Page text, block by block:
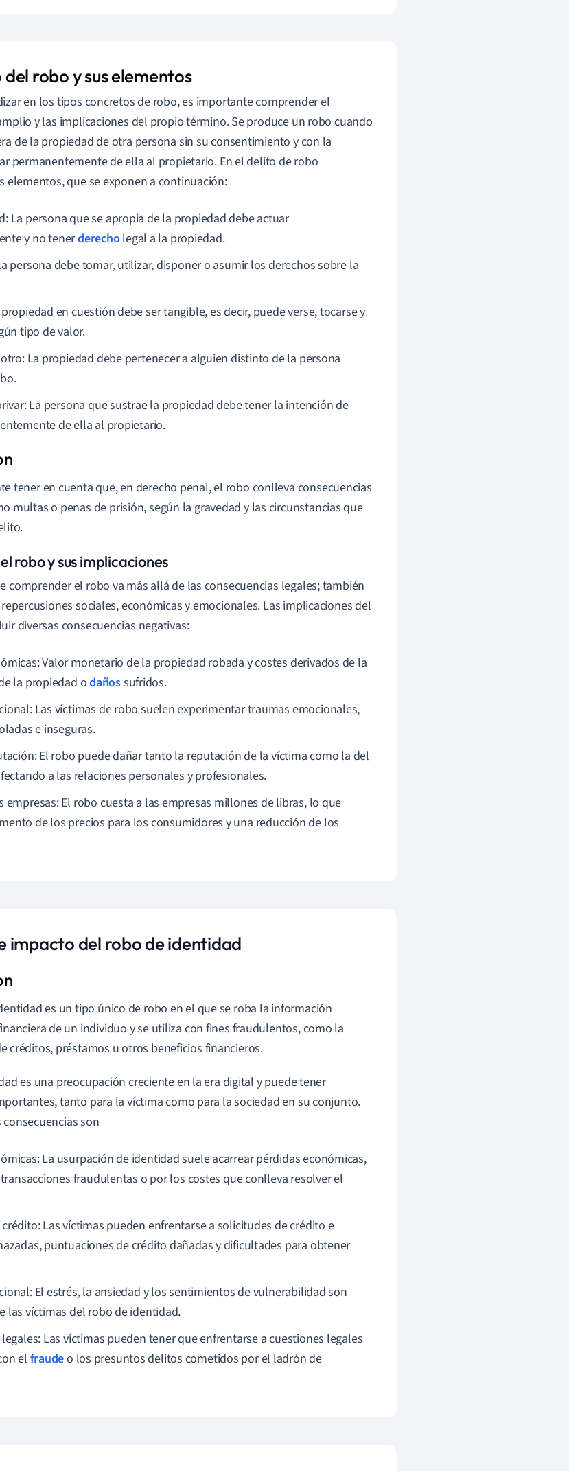
robo y sus elementos
en los tipos concretos de robo, es importante comprender el
y las implicaciones del propio término. Se produce un robo cuando
de la propiedad de otra persona sin su consentimiento y con la
permanentemente de ella al propietario. En el delito de robo
elementos, que se exponen a continuación:
La persona que se apropia de la propiedad debe actuar
y no tenerderecholegal a la propiedad.
persona debe tomar, utilizar, disponer o asumir los derechos sobre la
en cuestión debe ser tangible, es decir, puede verse, tocarse y
tipo de valor.
La propiedad debe pertenecer a alguien distinto de la persona
La persona que sustrae la propiedad debe tener la intención de
de ella al propietario.
tener en cuenta que, en derecho penal, el robo conlleva consecuencias
multas o penas de prisión, según la gravedad y las circunstancias que
robo y sus implicaciones
comprender el robo va más allá de las consecuencias legales; también
sociales, económicas y emocionales. Las implicaciones del
diversas consecuencias negativas:
Valor monetario de la propiedad robada y costes derivados de la
la propiedad odañossufridos.
Las víctimas de robo suelen experimentar traumas emocionales,
e inseguras.
El robo puede dañar tanto la reputación de la víctima como la del
a las relaciones personales y profesionales.
empresas: El robo cuesta a las empresas millones de libras, lo que
de los precios para los consumidores y una reducción de los
impacto del robo de identidad
es un tipo único de robo en el que se roba la información
de un individuo y se utiliza con fines fraudulentos, como la
créditos, préstamos u otros beneficios financieros.
es una preocupación creciente en la era digital y puede tener
tanto para la víctima como para la sociedad en su conjunto.
son
La usurpación de identidad suele acarrear pérdidas económicas,
fraudulentas o por los costes que conlleva resolver el
Las víctimas pueden enfrentarse a solicitudes de crédito e
puntuaciones de crédito dañadas y dificultades para obtener
El estrés, la ansiedad y los sentimientos de vulnerabilidad son
las víctimas del robo de identidad.
Las víctimas pueden tener que enfrentarse a cuestiones legales
elfraudeo los presuntos delitos cometidos por el ladrón de